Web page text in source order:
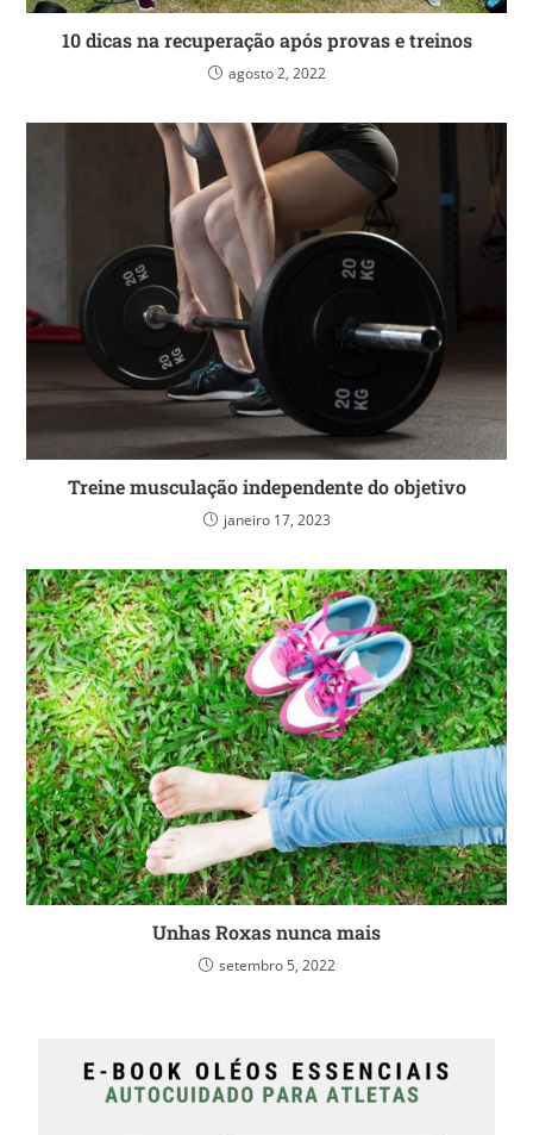
10 dicas na recuperação após provas e treinos
agosto 2, 2022
Treine musculação independente do objetivo
janeiro 17, 2023
Unhas Roxas nunca mais
setembro 5, 2022